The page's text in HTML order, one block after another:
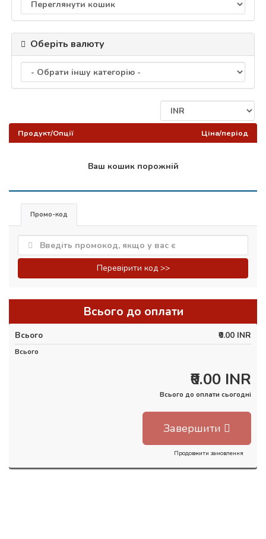
Оберіть валюту
Продукт/Опції Ціна/період
Ваш кошик порожній
Промо-код
Перевірити код >>
Всього до оплати
Всього ₹0.00 INR
Всього
₹0.00 INR
Всього до оплати сьогодні
Завершити
Продовжити замовлення